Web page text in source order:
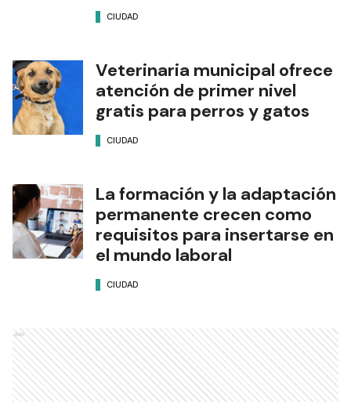
CIUDAD
Veterinaria municipal ofrece
atención de primer nivel
gratis para perros y gatos
CIUDAD
La formación y la adaptación
permanente crecen como
requisitos para insertarse en
el mundo laboral
CIUDAD
Ads